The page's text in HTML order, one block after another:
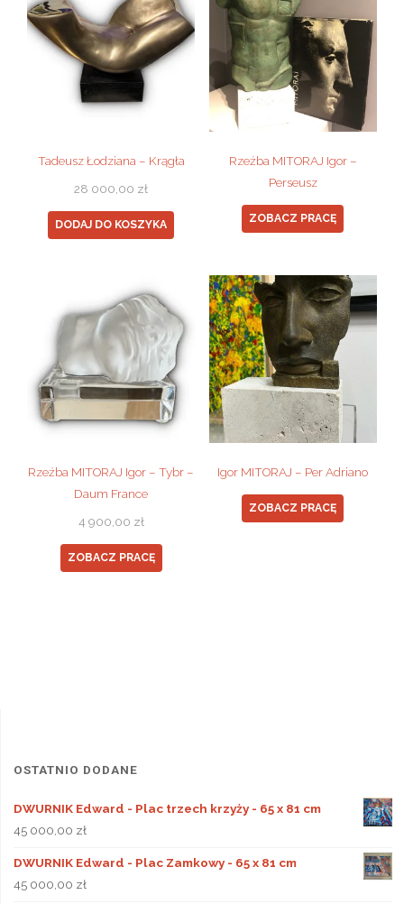
Tadeusz Łodziana – Krągła
28 000,00 zł
DODAJ DO KOSZYKA
Rzeźba MITORAJ Igor –
Perseusz
ZOBACZ PRACĘ
Rzeźba MITORAJ Igor – Tybr –
Daum France
4 900,00 zł
ZOBACZ PRACĘ
Igor MITORAJ – Per Adriano
ZOBACZ PRACĘ
OSTATNIO DODANE
DWURNIK Edward - Plac trzech krzyży - 65 x 81 cm
45 000,00 zł
DWURNIK Edward - Plac Zamkowy - 65 x 81 cm
45 000,00 zł